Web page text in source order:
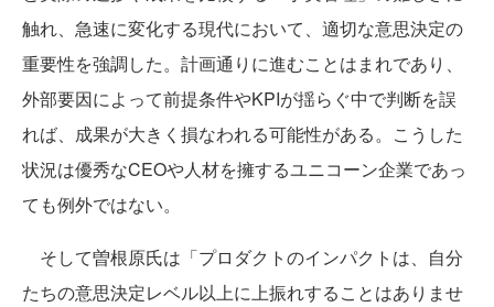
触れ、急速に変化する現代において、適切な意思決定の
重要性を強調した。計画通りに進むことはまれであり、
外部要因によって前提条件やKPIが揺らぐ中で判断を誤
れば、成果が大きく損なわれる可能性がある。こうした
状況は優秀なCEOや人材を擁するユニコーン企業であっ
ても例外ではない。
そして曽根原氏は「プロダクトのインパクトは、自分
たちの意思決定レベル以上に上振れすることはありませ